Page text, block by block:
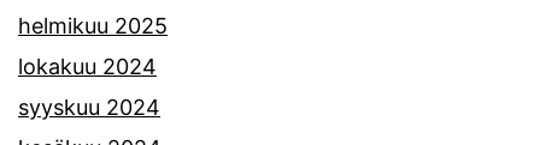
helmikuu 2025
lokakuu 2024
syyskuu 2024